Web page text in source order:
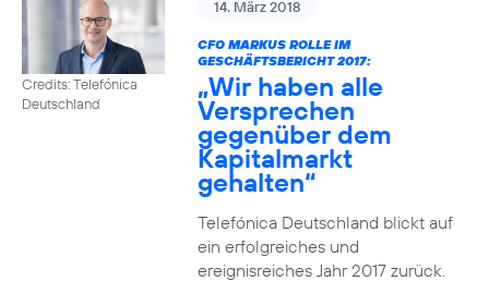
Credits: Telefónica
Deutschland
14. März 2018
CFO MARKUS ROLLE IM
GESCHÄFTSBERICHT 2017:
„Wir haben alle
Versprechen
gegenüber dem
Kapitalmarkt
gehalten“
Telefónica Deutschland blickt auf
ein erfolgreiches und
ereignisreiches Jahr 2017 zurück.